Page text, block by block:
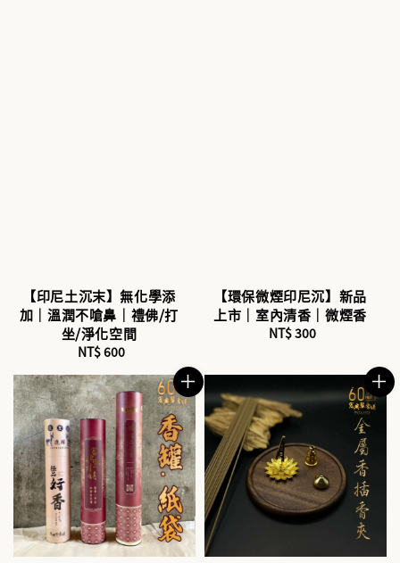
【印尼土沉末】無化學添
加｜溫潤不嗆鼻｜禮佛/打
坐/淨化空間
Regular
NT$ 600
【環保微煙印尼沉】新品
上市｜室內清香｜微煙香
Regular
NT$ 300